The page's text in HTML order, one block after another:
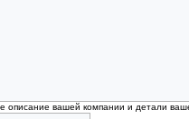
описание вашей компании и детали